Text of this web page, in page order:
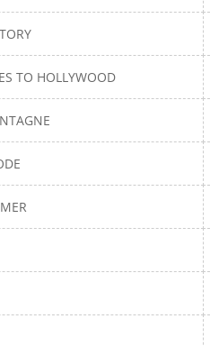
TO HOLLYWOOD